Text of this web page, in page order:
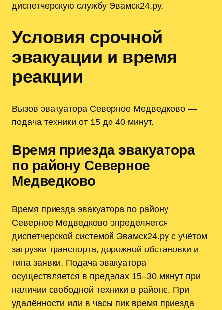
диспетчерскую службу Эвамск24.ру.
Условия срочной
эвакуации и время
реакции
Вызов эвакуатора Северное Медведково —
подача техники от 15 до 40 минут.
Время приезда эвакуатора
по району Северное
Медведково
Время приезда эвакуатора по району
Северное Медведково определяется
диспетчерской системой Эвамск24.ру с учётом
загрузки транспорта‚ дорожной обстановки и
типа заявки. Подача эвакуатора
осуществляется в пределах 15–30 минут при
наличии свободной техники в районе. При
удалённости или в часы пик время приезда